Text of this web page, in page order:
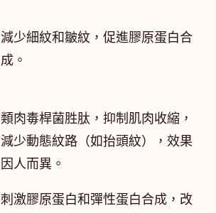
減少細紋和皺紋，促進膠原蛋白合
成。
類肉毒桿菌胜肽，抑制肌肉收縮，
減少動態紋路（如抬頭紋），效果
因人而異。
刺激膠原蛋白和彈性蛋白合成，改